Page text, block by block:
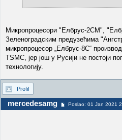
Микропроцесори "Елбрус-2СМ",
Зеленоградским предузећима
микропроцесор „Елбрус-8С“
TSMC, јер још у Русији не постоји
технологију.
Profil
mercedesamg Poslao: 01 Jan 2021